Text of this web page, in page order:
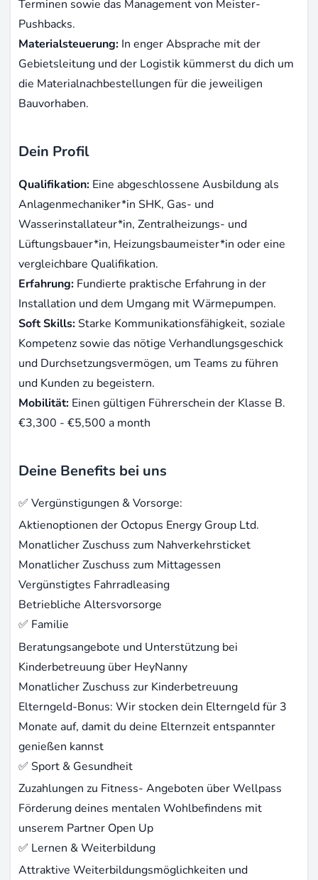
Terminen sowie das Management von Meister-
Pushbacks.
Materialsteuerung: In enger Absprache mit der
Gebietsleitung und der Logistik kümmerst du dich um
die Materialnachbestellungen für die jeweiligen
Bauvorhaben.
Dein Profil
Qualifikation: Eine abgeschlossene Ausbildung als
Anlagenmechaniker*in SHK, Gas- und
Wasserinstallateur*in, Zentralheizungs- und
Lüftungsbauer*in, Heizungsbaumeister*in oder eine
vergleichbare Qualifikation.
Erfahrung: Fundierte praktische Erfahrung in der
Installation und dem Umgang mit Wärmepumpen.
Soft Skills:Starke Kommunikationsfähigkeit, soziale
Kompetenz sowie das nötige Verhandlungsgeschick
und Durchsetzungsvermögen, um Teams zu führen
und Kunden zu begeistern.
Mobilität: Einen gültigen Führerschein der Klasse B.
€3,300 - €5,500 a month
Deine Benefits bei uns
✅ Vergünstigungen & Vorsorge:
Aktienoptionen der Octopus Energy Group Ltd.
Monatlicher Zuschuss zum Nahverkehrsticket
Monatlicher Zuschuss zum Mittagessen
Vergünstigtes Fahrradleasing
Betriebliche Altersvorsorge
✅ Familie
Beratungsangebote und Unterstützung bei
Kinderbetreuung über HeyNanny
Monatlicher Zuschuss zur Kinderbetreuung
Elterngeld-Bonus: Wir stocken dein Elterngeld für 3
Monate auf, damit du deine Elternzeit entspannter
genießen kannst
✅ Sport & Gesundheit
Zuzahlungen zu Fitness- Angeboten über Wellpass
Förderung deines mentalen Wohlbefindens mit
unserem Partner Open Up
✅ Lernen & Weiterbildung
Attraktive Weiterbildungsmöglichkeiten und